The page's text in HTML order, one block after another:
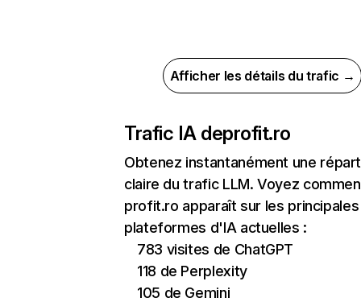
Afficher les détails du trafic →
Trafic IA deprofit.ro
Obtenez instantanément une
claire du trafic LLM. Voyez
profit.ro apparaît sur les principales
plateformes d'IA actuelles :
783 visites de ChatGPT
118 de Perplexity
105 de Gemini